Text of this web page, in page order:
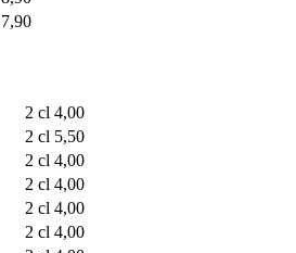
7,90
2 cl 4,00
2 cl 5,50
2 cl 4,00
2 cl 4,00
2 cl 4,00
2 cl 4,00